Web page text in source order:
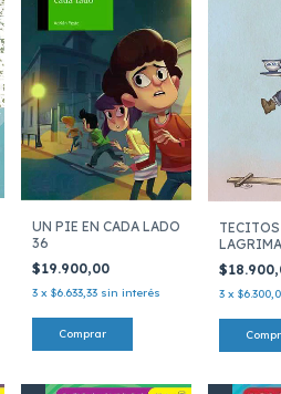
UN PIE EN CADA LADO
36
$19.900,00
3 x $6.633,33 sin interés
TECITOS
DRAGON
3 x